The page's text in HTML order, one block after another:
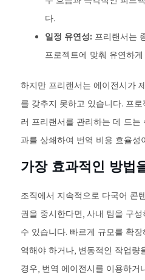
다.
일정 유연성: 프리랜서는
프로젝트에 맞춰 유연하
하지만 프리랜서는 에이전시가
를 갖추지 못하고 있습니다. 프
러 프리랜서를 관리하는 데 드는
과를 상쇄하여 번역 비용 효율성
가장 효과적인 방법
조직에서 지속적으로 다국어 콘
권을 중시한다면, 사내 팀을 구
수 있습니다. 빠르게 규모를 확
역해야 하거나, 변동적인 작업량
경우, 번역 에이전시를 이용하거